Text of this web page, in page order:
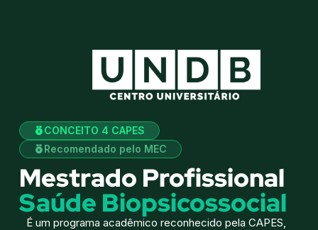
CONCEITO 4 CAPES
Recomendado pelo MEC
Mestrado Profissional
Saúde Biopsicossocial
É um programa acadêmico reconhecido pela CAPES,
Sign in
Remember me Lost your password?